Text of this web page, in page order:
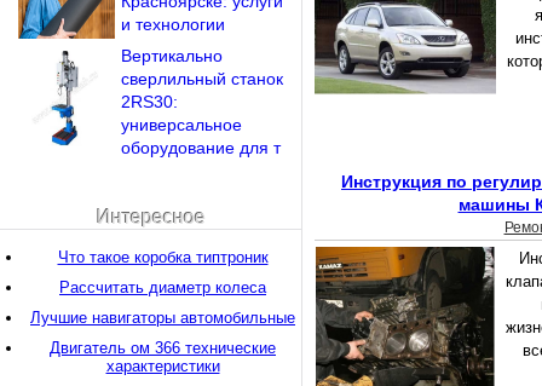
Инструкция по
машины
и технологии
Вертикально
сверлильный станок
2RS30:
универсальное
оборудование для т
Интересное
Что такое коробка типтроник
Рассчитать диаметр колеса
Лучшие навигаторы автомобильные
Двигатель ом 366 технические
характеристики